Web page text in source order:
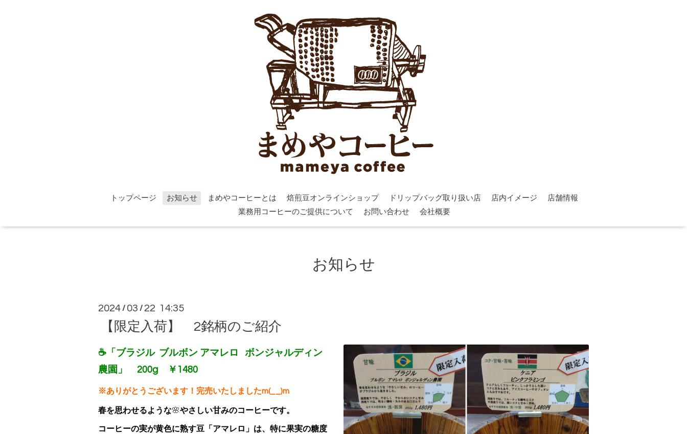
トップページ お知らせ まめやコーヒーとは 焙煎豆オンラインショップ ドリップバッグ取り扱い店 店内イメージ
店舗情報
業務用コーヒーのご提供について
お問い合わせ 会社概要
お知らせ
2024 / 03 / 22 14:35
【限定入荷】 2銘柄のご紹介
☕「ブラジル ブルボン アマレロ ボンジャルディン
農園」 200g ￥1480
※ありがとうございます！完売いたしましたm(__)m
春を思わせるような🌸やさしい甘みのコーヒーです。
コーヒーの実が黄色に熟す豆「アマレロ」は、特に果実の糖度